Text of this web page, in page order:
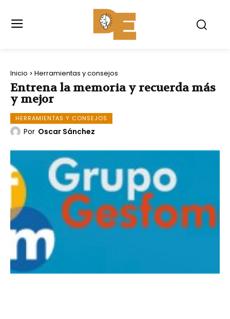
Inicio Herramientas y consejos
Entrena la memoria y recuerda más
y mejor
HERRAMIENTAS Y CONSEJOS
Por Oscar Sánchez